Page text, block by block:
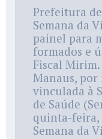
Prefeitura
Semana da
painel para
formados e
Fiscal
Manaus, por
vinculada à
de Saúde
quinta-feira,
Semana da